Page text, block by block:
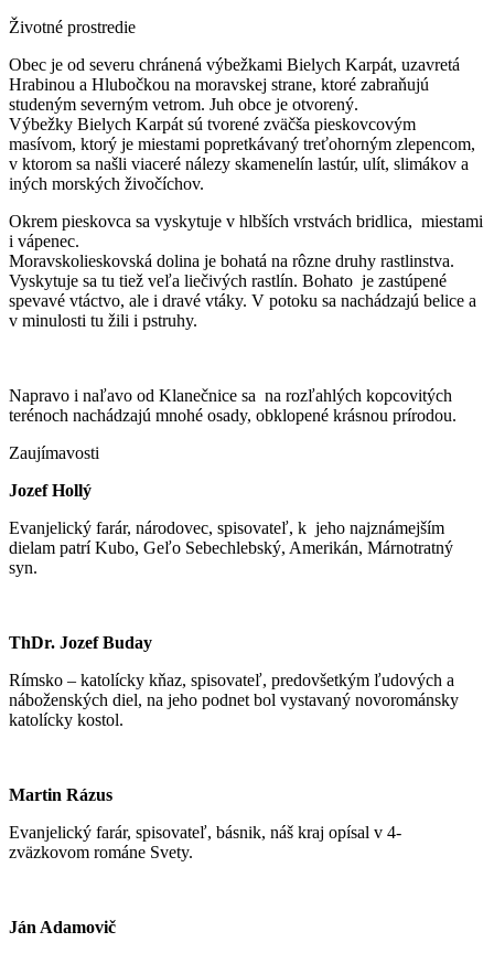
Životné prostredie
Obec je od severu chránená výbežkami Bielych Karpát, uzavretá
Hrabinou a Hlubočkou na moravskej strane, ktoré zabraňujú
studeným severným vetrom. Juh obce je otvorený.
Výbežky Bielych Karpát sú tvorené zväčša pieskovcovým
masívom, ktorý je miestami popretkávaný treťohorným zlepencom,
v ktorom sa našli viaceré nálezy skamenelín lastúr, ulít, slimákov a
iných morských živočíchov.
Okrem pieskovca sa vyskytuje v hlbších vrstvách bridlica, miestami
i vápenec.
Moravskolieskovská dolina je bohatá na rôzne druhy rastlinstva.
Vyskytuje sa tu tiež veľa liečivých rastlín. Bohato je zastúpené
spevavé vtáctvo, ale i dravé vtáky. V potoku sa nachádzajú belice a
v minulosti tu žili i pstruhy.
Napravo i naľavo od Klanečnice sa na rozľahlých kopcovitých
terénoch nachádzajú mnohé osady, obklopené krásnou prírodou.
Zaujímavosti
Jozef Hollý
Evanjelický farár, národovec, spisovateľ, k jeho najznámejším
dielam patrí Kubo, Geľo Sebechlebský, Amerikán, Márnotratný
syn.
ThDr. Jozef Buday
Rímsko – katolícky kňaz, spisovateľ, predovšetkým ľudových a
náboženských diel, na jeho podnet bol vystavaný novorománsky
katolícky kostol.
Martin Rázus
Evanjelický farár, spisovateľ, básnik, náš kraj opísal v 4-
zväzkovom románe Svety.
Ján Adamovič